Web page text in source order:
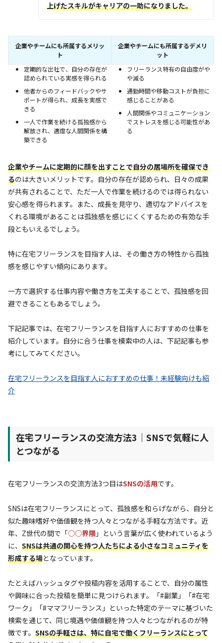
上げたスキルがキャリアの一助になりました。
企業やチームにも所属するメリッ
ト
企業やチームにも所属するデメリ
ット
定期的な出社で、自分の存在が
認められている実感を得られる
他者からのフィードバックやサ
ポートが得られ、成長を実感で
きる
一人で作業を続ける孤独感から
解放され、適度な人間関係を構
築できる
フリーランス特有の自由度がや
や減る
通勤時間や移動コストが負担に
感じることがある
人間関係やコミュニケーション
でストレスを感じる可能性があ
る
企業やチームに定期的に顔を出すことで自分の居場所を確保でき
るのは大きいメリットです。自分の存在が認められ、日々の成果
が共有されることで、ただ一人で作業を続けるのでは得られない
安心感を得られます。また、成長を見守り、適切なアドバイスを
くれる環境があることは孤独感を感じにくくするための有効な手
段ともいえるでしょう。
特に在宅フリーランスを目指す人は、その働き方の特性から孤独
感を感じやすい傾向にあります。
一方で選択する仕事内容や働き方を工夫することで、孤独感を回
避できることもあるでしょう。
下記記事では、在宅フリーランスを目指す人におすすめの仕事を
紹介しています。自分に合う仕事を模索中の人は、下記記事も参
考にしてみてください。
在宅フリーランスを目指す人におすすめの仕事！未経験向けも紹
介
在宅フリーランスの交流方法3｜SNSで気軽に人
とつながる
在宅フリーランスの交流方法3つ目はSNSの活用です。
SNSは在宅フリーランスにとって、孤独感を和らげながら、自分と
似た趣味嗜好や価値観を持つ人々とつながる手軽な方法です。近
年、Z世代の間で「○○界隈 」という言葉が広く使われているよう
に、 SNSは共通の関心を持つ人たちによる小さなコミュニティを
形成する場となっています。
たとえばハッシュタグや投稿内容を活用することで、自分の属性
や興味に合った投稿を簡単に見つけられます。「#副業」「#在宅
ワーク」「#ママフリーランス」といった特定のテーマに基づいた
検索を通じて、同じ境遇や価値観を持つ人々とつながれるのが特
徴です。 SNSの手軽さは、特に自宅で働くフリーランスにとって